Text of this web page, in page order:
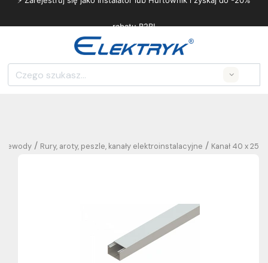
rabatu B2B!
Kanał 40 x 25
/
Rury, aroty, peszle, kanały elektroinstalacyjne
/